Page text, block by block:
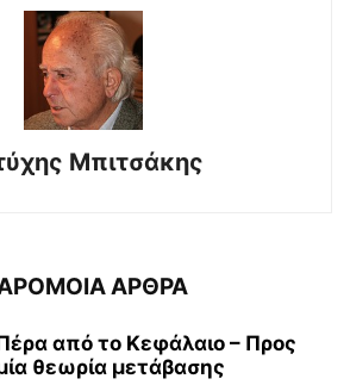
Μπιτσάκης
ΑΡΘΡΑ
από το Κεφάλαιο – Προς
θεωρία μετάβασης